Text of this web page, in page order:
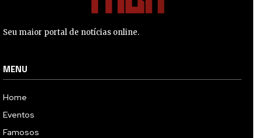
Seu maior portal de notícias online.
MENU
Home
Eventos
Famosos